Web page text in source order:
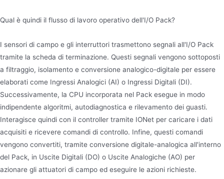
Qual è quindi il flusso di lavoro operativo dell'I/O Pack?
I sensori di campo e gli interruttori trasmettono segnali all'I/O Pack
tramite la scheda di terminazione. Questi segnali vengono sottoposti
a filtraggio, isolamento e conversione analogico-digitale per essere
elaborati come Ingressi Analogici (AI) o Ingressi Digitali (DI).
Successivamente, la CPU incorporata nel Pack esegue in modo
indipendente algoritmi, autodiagnostica e rilevamento dei guasti.
Interagisce quindi con il controller tramite IONet per caricare i dati
acquisiti e ricevere comandi di controllo. Infine, questi comandi
vengono convertiti, tramite conversione digitale-analogica all'interno
del Pack, in Uscite Digitali (DO) o Uscite Analogiche (AO) per
azionare gli attuatori di campo ed eseguire le azioni richieste.